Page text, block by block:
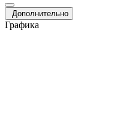
Дополнительно
Графика